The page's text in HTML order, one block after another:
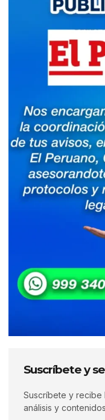
Suscríbete y
Suscríbete y recibe
análisis y